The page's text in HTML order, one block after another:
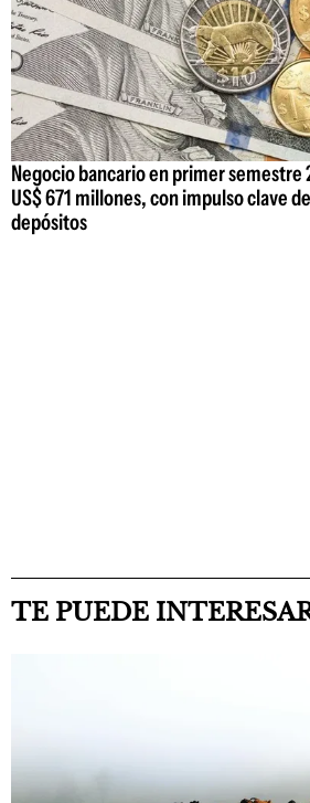
Negocio bancario en primer semestre
US$ 671 millones, con impulso clave
depósitos
TE PUEDE